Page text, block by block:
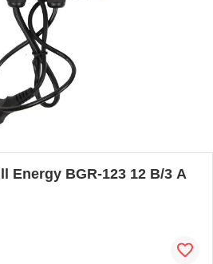
Energy BGR-123 12 В/3 A